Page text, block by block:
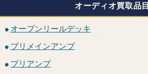
オーディオ買取品目
オープンリールデッキ
プリメインアンプ
プリアンプ